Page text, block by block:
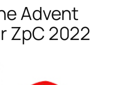
Advent
ZpC 2022